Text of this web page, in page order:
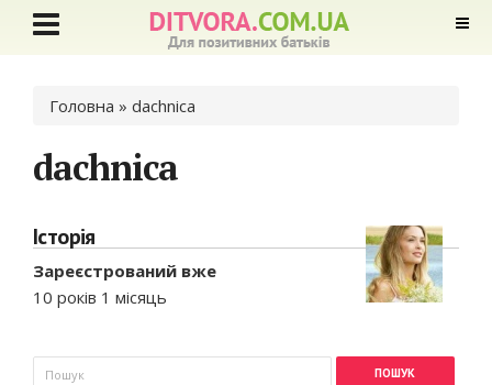
Ви є тут
Головна » dachnica
dachnica
Історія
Зареєстрований вже
10 років 1 місяць
Пошукова форма
Пошук